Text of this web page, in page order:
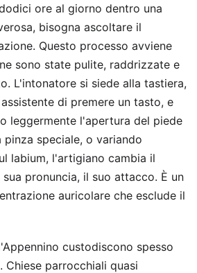
ore al giorno dentro una
bisogna ascoltare il
Questo processo avviene
sono state pulite, raddrizzate e
L'intonatore si siede alla tastiera,
di premere un tasto, e
leggermente l'apertura del piede
pinza speciale, o variando
labium, l'artigiano cambia il
pronuncia, il suo attacco. È un
auricolare che esclude il
custodiscono spesso
parrocchiali quasi